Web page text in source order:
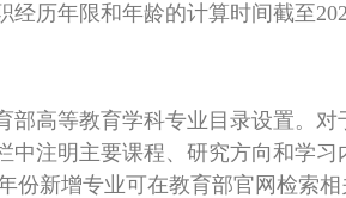
经历年限和年龄的计算时间截至
部高等教育学科专业目录设置。
中注明主要课程、研究方向和学
份新增专业可在教育部官网检索相